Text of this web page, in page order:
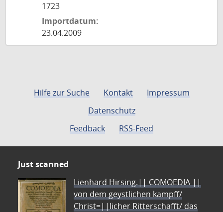
1723
Importdatum:
23.04.2009
Hilfe zur Suche Kontakt
Impressum
Datenschutz
Feedback
RSS-Feed
Just scanned
Lienhard Hirsing.|| COMOEDIA ||
von dem geystlichen kampff/
Christ=||licher Ritterschafft/ das